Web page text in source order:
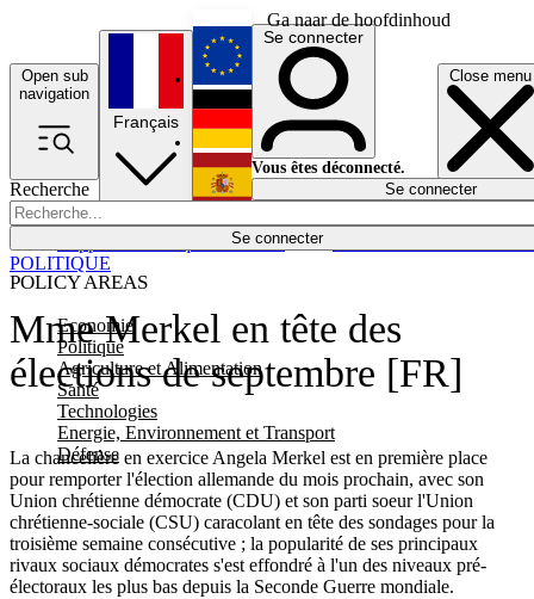
Ga naar de hoofdinhoud
Open sub
navigation
Close menu
Recherche
Se connecter
POLICY AREAS
Economie
Politique
Agriculture et Alimentation
Santé
Technologies
Energie, Environnement et Transport
Défense
Économie
Français
English
Deutsch
Español
Se connecter
Vous êtes déconnecté.
Se connecter
Mme Merkel en tête des
élections de septembre [FR]
La chancelière en exercice Angela Merkel est en première place
pour remporter l'élection allemande du mois prochain, avec son
Union chrétienne démocrate (CDU) et son parti soeur l'Union
chrétienne-sociale (CSU) caracolant en tête des sondages pour la
troisième semaine consécutive ; la popularité de ses principaux
rivaux sociaux démocrates s'est effondré à l'un des niveaux pré-
électoraux les plus bas depuis la Seconde Guerre mondiale.
POLITIQUE